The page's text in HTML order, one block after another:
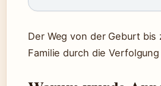
Der Weg von der Geburt
Familie durch die